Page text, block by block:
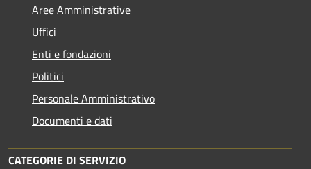
Aree Amministrative
Uffici
Enti e fondazioni
Politici
Personale Amministrativo
Documenti e dati
CATEGORIE DI SERVIZIO